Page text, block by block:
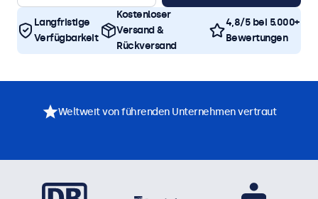
Langfristige
Verfügbarkeit
Kostenloser
Versand &
Rückversand
4,8/5 bei 5.000+
Bewertungen
Weltweit von führenden Unternehmen vertraut